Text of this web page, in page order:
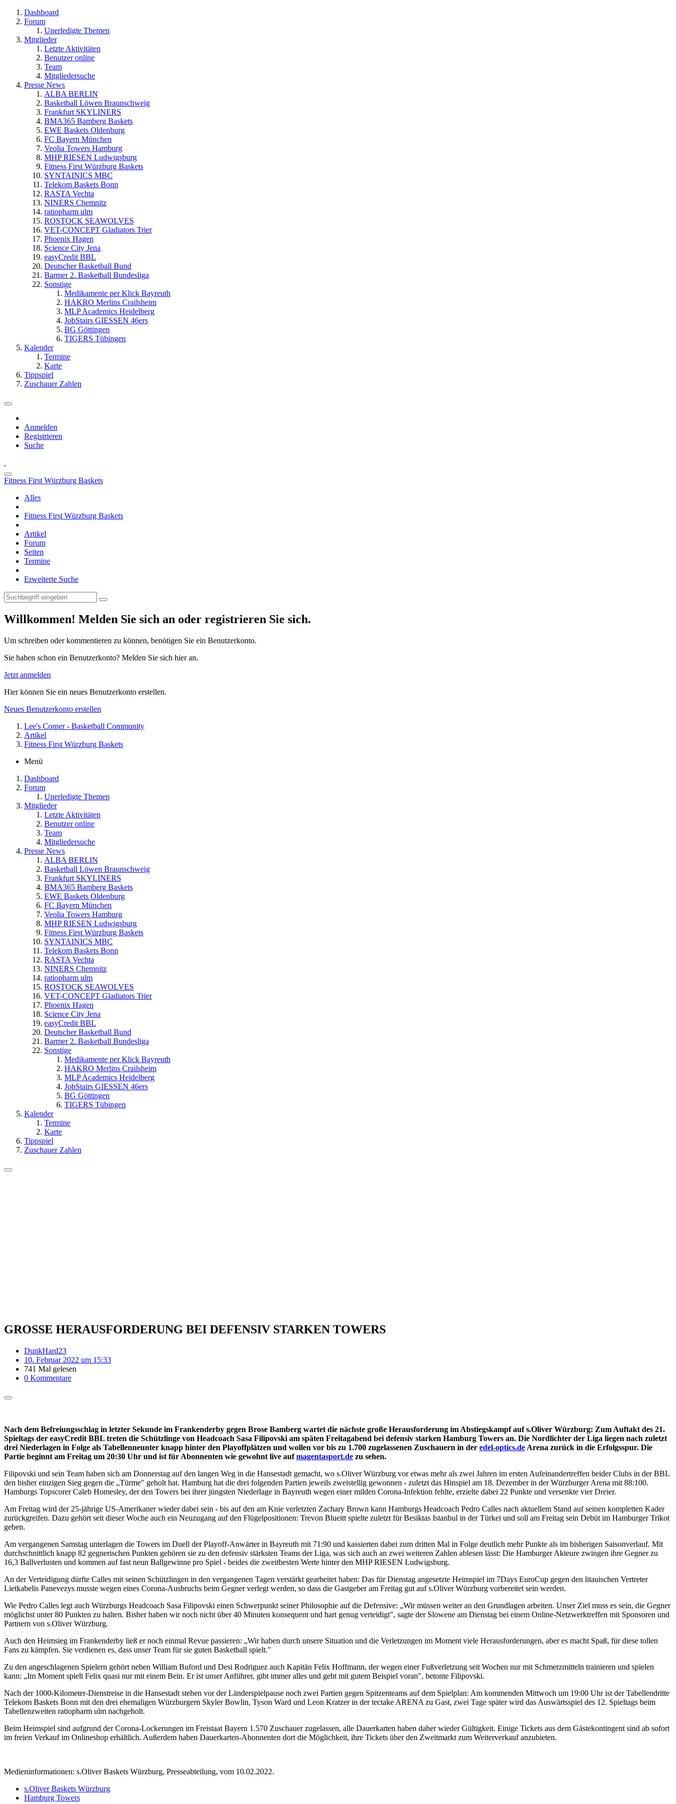
Dashboard
Forum
Unerledigte Themen
Mitglieder
Letzte Aktivitäten
Benutzer online
Team
Mitgliedersuche
Presse News
ALBA BERLIN
Basketball Löwen Braunschweig
Frankfurt SKYLINERS
BMA365 Bamberg Baskets
EWE Baskets Oldenburg
FC Bayern München
Veolia Towers Hamburg
MHP RIESEN Ludwigsburg
Fitness First Würzburg Baskets
SYNTAINICS MBC
Telekom Baskets Bonn
RASTA Vechta
NINERS Chemnitz
ratiopharm ulm
ROSTOCK SEAWOLVES
VET-CONCEPT Gladiators Trier
Phoenix Hagen
Science City Jena
easyCredit BBL
Deutscher Basketball Bund
Barmer 2. Basketball Bundesliga
Sonstige
Medikamente per Klick Bayreuth
HAKRO Merlins Crailsheim
MLP Academics Heidelberg
JobStairs GIESSEN 46ers
BG Göttingen
TIGERS Tübingen
Kalender
Termine
Karte
Tippspiel
Zuschauer Zahlen
Anmelden
Registrieren
Suche
Fitness First Würzburg Baskets
Alles
Fitness First Würzburg Baskets
Artikel
Forum
Seiten
Termine
Erweiterte Suche
Willkommen! Melden Sie sich an oder registrieren Sie sich.
Um schreiben oder kommentieren zu können, benötigen Sie ein Benutzerkonto.
Sie haben schon ein Benutzerkonto? Melden Sie sich hier an.
Jetzt anmelden
Hier können Sie ein neues Benutzerkonto erstellen.
Neues Benutzerkonto erstellen
Lee's Corner - Basketball Community
Artikel
Fitness First Würzburg Baskets
Menü
Dashboard
Forum
Unerledigte Themen
Mitglieder
Letzte Aktivitäten
Benutzer online
Team
Mitgliedersuche
Presse News
ALBA BERLIN
Basketball Löwen Braunschweig
Frankfurt SKYLINERS
BMA365 Bamberg Baskets
EWE Baskets Oldenburg
FC Bayern München
Veolia Towers Hamburg
MHP RIESEN Ludwigsburg
Fitness First Würzburg Baskets
SYNTAINICS MBC
Telekom Baskets Bonn
RASTA Vechta
NINERS Chemnitz
ratiopharm ulm
ROSTOCK SEAWOLVES
VET-CONCEPT Gladiators Trier
Phoenix Hagen
Science City Jena
easyCredit BBL
Deutscher Basketball Bund
Barmer 2. Basketball Bundesliga
Sonstige
Medikamente per Klick Bayreuth
HAKRO Merlins Crailsheim
MLP Academics Heidelberg
JobStairs GIESSEN 46ers
BG Göttingen
TIGERS Tübingen
Kalender
Termine
Karte
Tippspiel
Zuschauer Zahlen
GROSSE HERAUSFORDERUNG BEI DEFENSIV STARKEN TOWERS
DunkHard23
10. Februar 2022 um 15:33
741 Mal gelesen
0 Kommentare
Nach dem Befreiungsschlag in letzter Sekunde im Frankenderby gegen Brose Bamberg wartet die nächste große Herausforderung im Abstiegskampf auf s.Oliver Würzburg: Zum Auftakt des 21.
Spieltags der easyCredit BBL treten die Schützlinge von Headcoach Sasa Filipovski am späten Freitagabend bei defensiv starken Hamburg Towers an. Die Nordlichter der Liga liegen nach zuletzt
drei Niederlagen in Folge als Tabellenneunter knapp hinter den Playoffplätzen und wollen vor bis zu 1.700 zugelassenen Zuschauern in der edel-optics.de Arena zurück in die Erfolgsspur. Die
Partie beginnt am Freitag um 20:30 Uhr und ist für Abonnenten wie gewohnt live aufmagentasport.de zu sehen.
Filipovski und sein Team haben sich am Donnerstag auf den langen Weg in die Hansestadt gemacht, wo s.Oliver Würzburg vor etwas mehr als zwei Jahren im ersten Aufeinandertreffen beider Clubs in der BBL
den bisher einzigen Sieg gegen die „Türme" geholt hat. Hamburg hat die drei folgenden Partien jeweils zweistellig gewonnen - zuletzt das Hinspiel am 18. Dezember in der Würzburger Arena mit 88:100.
Hamburgs Topscorer Caleb Homesley, der den Towers bei ihrer jüngsten Niederlage in Bayreuth wegen einer milden Corona-Infektion fehlte, erzielte dabei 22 Punkte und versenkte vier Dreier.
Am Freitag wird der 25-jährige US-Amerikaner wieder dabei sein - bis auf den am Knie verletzten Zachary Brown kann Hamburgs Headcoach Pedro Calles nach aktuellem Stand auf seinen kompletten Kader
zurückgreifen. Dazu gehört seit dieser Woche auch ein Neuzugang auf den Flügelpositionen: Trevon Blueitt spielte zuletzt für Besiktas Istanbul in der Türkei und soll am Freitag sein Debüt im Hamburger Trikot
geben.
Am vergangenen Samstag unterlagen die Towers im Duell der Playoff-Anwärter in Bayreuth mit 71:90 und kassierten dabei zum dritten Mal in Folge deutlich mehr Punkte als im bisherigen Saisonverlauf. Mit
durchschnittlich knapp 82 gegnerischen Punkten gehören sie zu den defensiv stärksten Teams der Liga, was sich auch an zwei weiteren Zahlen ablesen lässt: Die Hamburger Akteure zwingen ihre Gegner zu
16,3 Ballverlusten und kommen auf fast neun Ballgewinne pro Spiel - beides die zweitbesten Werte hinter den MHP RIESEN Ludwigsburg.
An der Verteidigung dürfte Calles mit seinen Schützlingen in den vergangenen Tagen verstärkt gearbeitet haben: Das für Dienstag angesetzte Heimspiel im 7Days EuroCup gegen den litauischen Vertreter
Lietkabelis Panevezys musste wegen eines Corona-Ausbruchs beim Gegner verlegt werden, so dass die Gastgeber am Freitag gut auf s.Oliver Würzburg vorbereitet sein werden.
Wie Pedro Calles legt auch Würzburgs Headcoach Sasa Filipovski einen Schwerpunkt seiner Philosophie auf die Defensive: „Wir müssen weiter an den Grundlagen arbeiten. Unser Ziel muss es sein, die Gegner
möglichst unter 80 Punkten zu halten. Bisher haben wir noch nicht über 40 Minuten konsequent und hart genug verteidigt", sagte der Slowene am Dienstag bei einem Online-Netzwerktreffen mit Sponsoren und
Partnern von s.Oliver Würzburg.
Auch den Heimsieg im Frankenderby ließ er noch einmal Revue passieren: „Wir haben durch unsere Situation und die Verletzungen im Moment viele Herausforderungen, aber es macht Spaß, für diese tollen
Fans zu kämpfen. Sie verdienen es, dass unser Team für sie guten Basketball spielt."
Zu den angeschlagenen Spielern gehört neben William Buford und Desi Rodriguez auch Kapitän Felix Hoffmann, der wegen einer Fußverletzung seit Wochen nur mit Schmerzmitteln trainieren und spielen
kann: „Im Moment spielt Felix quasi nur mit einem Bein. Er ist unser Anführer, gibt immer alles und geht mit gutem Beispiel voran", betonte Filipovski.
Nach der 1000-Kilometer-Dienstreise in die Hansestadt stehen vor der Länderspielpause noch zwei Partien gegen Spitzenteams auf dem Spielplan: Am kommenden Mittwoch um 19:00 Uhr ist der Tabellendritte
Telekom Baskets Bonn mit den drei ehemaligen Würzburgern Skyler Bowlin, Tyson Ward und Leon Kratzer in der tectake ARENA zu Gast, zwei Tage später wird das Auswärtsspiel des 12. Spieltags beim
Tabellenzweiten ratiopharm ulm nachgeholt.
Beim Heimspiel sind aufgrund der Corona-Lockerungen im Freistaat Bayern 1.570 Zuschauer zugelassen, alle Dauerkarten haben daher wieder Gültigkeit. Einige Tickets aus dem Gästekontingent sind ab sofort
im freien Verkauf im Onlineshop erhältlich. Außerdem haben Dauerkarten-Abonnenten dort die Möglichkeit, ihre Tickets über den Zweitmarkt zum Weiterverkauf anzubieten.
Medieninformationen: s.Oliver Baskets Würzburg, Presseabteilung, vom 10.02.2022.
s.Oliver Baskets Würzburg
Hamburg Towers